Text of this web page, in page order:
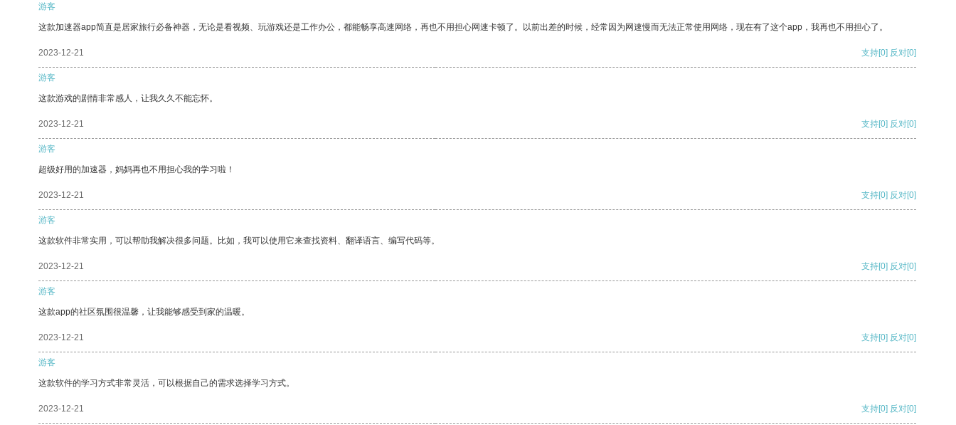
游客
这款加速器app简直是居家旅行必备神器，无论是看视频、玩游戏还是工作办公，都能畅享高速网络，再也不用担心网速卡顿了。以前出差的时候，经常因为网速慢而无法正常使用网络，现在有了这个app，我再也不用担心了。
2023-12-21 支持[0] 反对[0]
游客
这款游戏的剧情非常感人，让我久久不能忘怀。
2023-12-21 支持[0] 反对[0]
游客
超级好用的加速器，妈妈再也不用担心我的学习啦！
2023-12-21 支持[0] 反对[0]
游客
这款软件非常实用，可以帮助我解决很多问题。比如，我可以使用它来查找资料、翻译语言、编写代码等。
2023-12-21 支持[0] 反对[0]
游客
这款app的社区氛围很温馨，让我能够感受到家的温暖。
2023-12-21 支持[0] 反对[0]
游客
这款软件的学习方式非常灵活，可以根据自己的需求选择学习方式。
2023-12-21 支持[0] 反对[0]